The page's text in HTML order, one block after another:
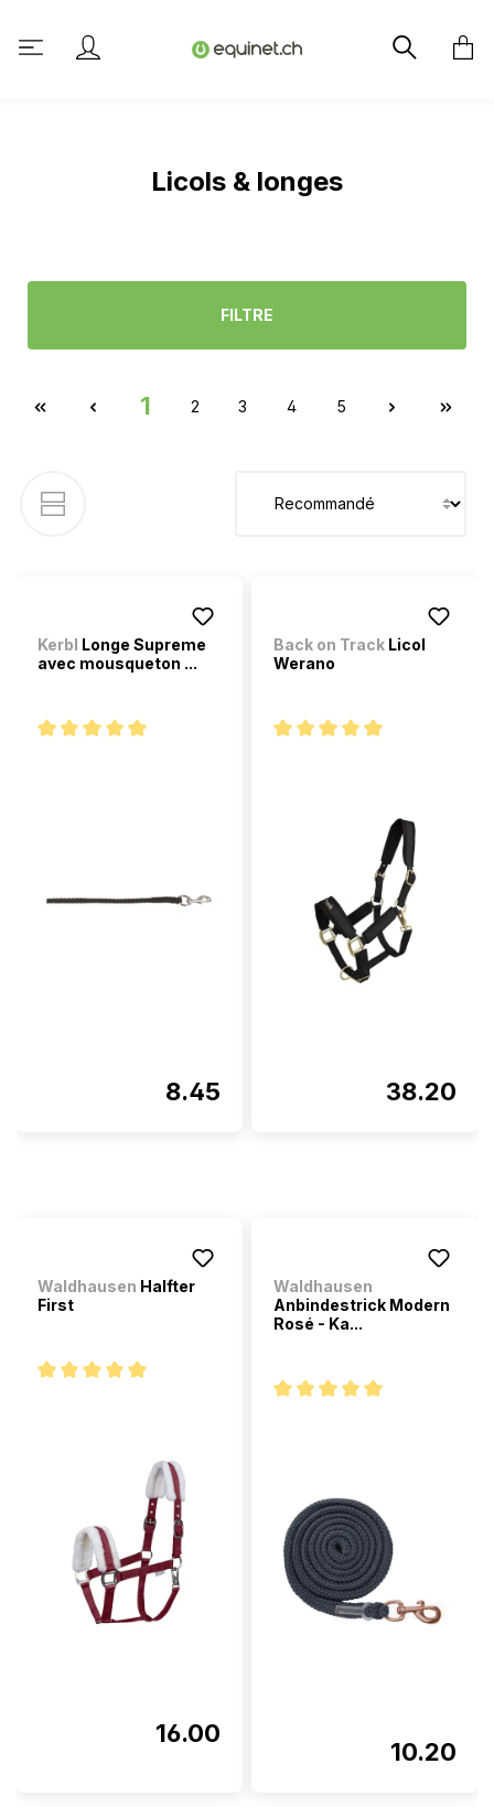
Licols & longes
FILTRE
1 2 3 4 5
Kerbl Longe Supreme
avec mousqueton ...
8.45
Back on Track Licol
Werano
38.20
Waldhausen Halfter
First
Note moyenne de 5 sur 5 étoiles
16.00
Waldhausen
Anbindestrick Modern
Rosé - Ka...
10.20